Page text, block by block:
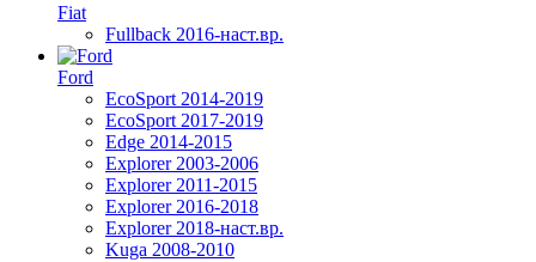
Fiat
Fullback 2016-наст.вр.
Ford
EcoSport 2014-2019
EcoSport 2017-2019
Edge 2014-2015
Explorer 2003-2006
Explorer 2011-2015
Explorer 2016-2018
Explorer 2018-наст.вр.
Kuga 2008-2010